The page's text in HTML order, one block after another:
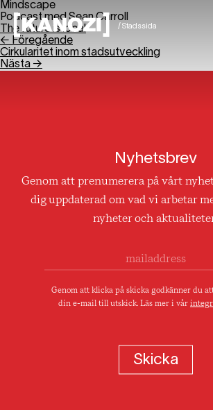
/ Stadssida
Aktuellt
Kontakt
Mindscape
Podcast med Sean Carroll
The future is local
← Föregående
Cirkularitet inom stadsutveckling
Nästa →
Nyhetsbrev
Genom att prenumerera på vårt
dig uppdaterad om vad vi arbetar
nyheter och
Genom att klicka på skicka godkänner du
din e-mail till utskick. Läs mer i vår